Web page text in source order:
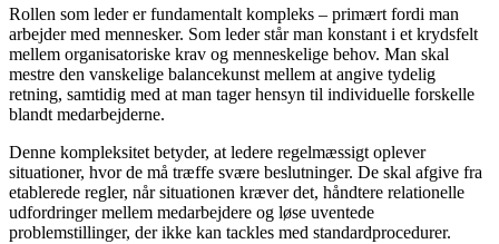
Rollen som leder er fundamentalt kompleks – primært fordi man
arbejder med mennesker. Som leder står man konstant i et krydsfelt
mellem organisatoriske krav og menneskelige behov. Man skal
mestre den vanskelige balancekunst mellem at angive tydelig
retning, samtidig med at man tager hensyn til individuelle forskelle
blandt medarbejderne.
Denne kompleksitet betyder, at ledere regelmæssigt oplever
situationer, hvor de må træffe svære beslutninger. De skal afgive fra
etablerede regler, når situationen kræver det, håndtere relationelle
udfordringer mellem medarbejdere og løse uventede
problemstillinger, der ikke kan tackles med standardprocedurer.